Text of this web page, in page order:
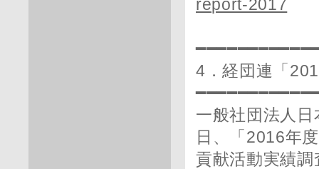
report-2017
4．経団連「
一般社団法人
日、「2016年
貢献活動実績